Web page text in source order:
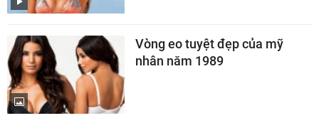
Vòng eo tuyệt đẹp của mỹ
nhân năm 1989